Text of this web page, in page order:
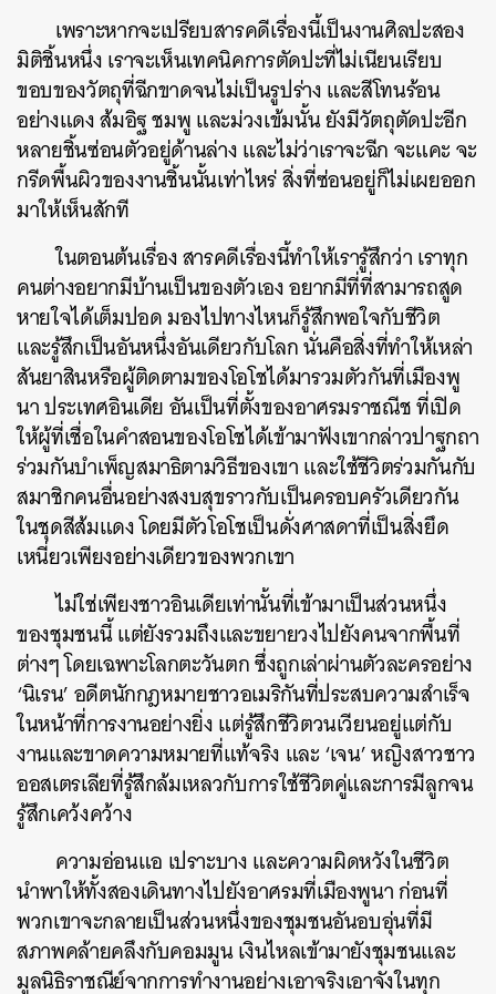
เพราะหากจะเปรียบสารคดีเรื่องนี้เป็นงานศิลปะสอง
มิติชิ้นหนึ่ง เราจะเห็นเทคนิคการตัดปะที่ไม่เนียนเรียบ
ขอบของวัตถุที่ฉีกขาดจนไม่เป็นรูปร่าง และสีโทนร้อน
อย่างแดง ส้มอิฐ ชมพู และม่วงเข้มนั้น ยังมีวัตถุตัดปะอีก
หลายชิ้นซ่อนตัวอยู่ด้านล่าง และไม่ว่าเราจะฉีก จะแคะ จะ
กรีดพื้นผิวของงานชิ้นนั้นเท่าไหร่ สิ่งที่ซ่อนอยู่ก็ไม่เผยออก
มาให้เห็นสักที
ในตอนต้นเรื่อง สารคดีเรื่องนี้ทำให้เรารู้สึกว่า เราทุก
คนต่างอยากมีบ้านเป็นของตัวเอง อยากมีที่ที่สามารถสูด
หายใจได้เต็มปอด มองไปทางไหนก็รู้สึกพอใจกับชีวิต
และรู้สึกเป็นอันหนึ่งอันเดียวกับโลก นั่นคือสิ่งที่ทำให้เหล่า
สันยาสินหรือผู้ติดตามของโอโชได้มารวมตัวกันที่เมืองพู
นา ประเทศอินเดีย อันเป็นที่ตั้งของอาศรมราชณีช ที่เปิด
ให้ผู้ที่เชื่อในคำสอนของโอโชได้เข้ามาฟังเขากล่าวปาฐกถา
ร่วมกันบำเพ็ญสมาธิตามวิธีของเขา และใช้ชีวิตร่วมกันกับ
สมาชิกคนอื่นอย่างสงบสุขราวกับเป็นครอบครัวเดียวกัน
ในชุดสีส้มแดง โดยมีตัวโอโชเป็นดั่งศาสดาที่เป็นสิ่งยึด
เหนี่ยวเพียงอย่างเดียวของพวกเขา
ไม่ใช่เพียงชาวอินเดียเท่านั้นที่เข้ามาเป็นส่วนหนึ่ง
ของชุมชนนี้ แต่ยังรวมถึงและขยายวงไปยังคนจากพื้นที่
ต่างๆ โดยเฉพาะโลกตะวันตก ซึ่งถูกเล่าผ่านตัวละครอย่าง
‘นิเรน’ อดีตนักกฎหมายชาวอเมริกันที่ประสบความสำเร็จ
ในหน้าที่การงานอย่างยิ่ง แต่รู้สึกชีวิตวนเวียนอยู่แต่กับ
งานและขาดความหมายที่แท้จริง และ ‘เจน’ หญิงสาวชาว
ออสเตรเลียที่รู้สึกล้มเหลวกับการใช้ชีวิตคู่และการมีลูกจน
รู้สึกเคว้งคว้าง
ความอ่อนแอ เปราะบาง และความผิดหวังในชีวิต
นำพาให้ทั้งสองเดินทางไปยังอาศรมที่เมืองพูนา ก่อนที่
พวกเขาจะกลายเป็นส่วนหนึ่งของชุมชนอันอบอุ่นที่มี
สภาพคล้ายคลึงกับคอมมูน เงินไหลเข้ามายังชุมชนและ
มูลนิธิราชณีย์จากการทำงานอย่างเอาจริงเอาจังในทุก